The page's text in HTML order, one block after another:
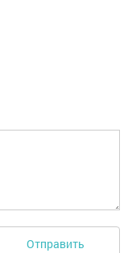
Отправить